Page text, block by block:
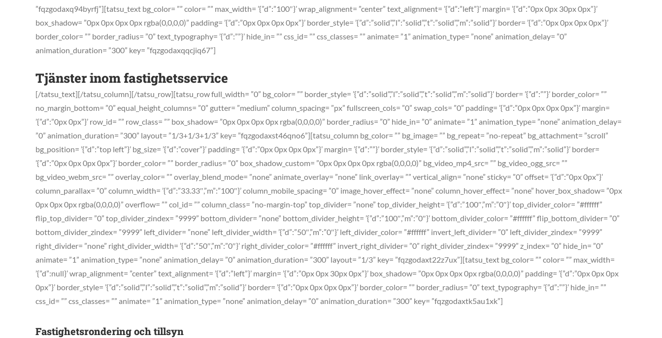
”fqzgodaxq94byrfj”][tatsu_text bg_color= ”” color= ”” max_width= ’{”d”:”100″}’ wrap_alignment= ”center” text_alignment= ’{”d”:”left”}’ margin= ’{”d”:”0px 0px 30px 0px”}’
box_shadow= ”0px 0px 0px 0px rgba(0,0,0,0)” padding= ’{”d”:”0px 0px 0px 0px”}’ border_style= ’{”d”:”solid”,”l”:”solid”,”t”:”solid”,”m”:”solid”}’ border= ’{”d”:”0px 0px 0px 0px”}’
border_color= ”” border_radius= ”0” text_typography= ’{”d”:””}’ hide_in= ”” css_id= ”” css_classes= ”” animate= ”1” animation_type= ”none” animation_delay= ”0”
animation_duration= ”300” key= ”fqzgodaxqqcjiq67”]
Tjänster inom fastighetsservice
[/tatsu_text][/tatsu_column][/tatsu_row][tatsu_row full_width= ”0” bg_color= ”” border_style= ’{”d”:”solid”,”l”:”solid”,”t”:”solid”,”m”:”solid”}’ border= ’{”d”:””}’ border_color= ””
no_margin_bottom= ”0” equal_height_columns= ”0” gutter= ”medium” column_spacing= ”px” fullscreen_cols= ”0” swap_cols= ”0” padding= ’{”d”:”0px 0px 0px 0px”}’ margin=
’{”d”:”0px 0px”}’ row_id= ”” row_class= ”” box_shadow= ”0px 0px 0px 0px rgba(0,0,0,0)” border_radius= ”0” hide_in= ”0” animate= ”1” animation_type= ”none” animation_delay=
”0” animation_duration= ”300” layout= ”1/3+1/3+1/3” key= ”fqzgodaxst46qno6”][tatsu_column bg_color= ”” bg_image= ”” bg_repeat= ”no-repeat” bg_attachment= ”scroll”
bg_position= ’{”d”:”top left”}’ bg_size= ’{”d”:”cover”}’ padding= ’{”d”:”0px 0px 0px 0px”}’ margin= ’{”d”:””}’ border_style= ’{”d”:”solid”,”l”:”solid”,”t”:”solid”,”m”:”solid”}’ border=
’{”d”:”0px 0px 0px 0px”}’ border_color= ”” border_radius= ”0” box_shadow_custom= ”0px 0px 0px 0px rgba(0,0,0,0)” bg_video_mp4_src= ”” bg_video_ogg_src= ””
bg_video_webm_src= ”” overlay_color= ”” overlay_blend_mode= ”none” animate_overlay= ”none” link_overlay= ”” vertical_align= ”none” sticky= ”0” offset= ’{”d”:”0px 0px”}’
column_parallax= ”0” column_width= ’{”d”:”33.33″,”m”:”100″}’ column_mobile_spacing= ”0” image_hover_effect= ”none” column_hover_effect= ”none” hover_box_shadow= ”0px
0px 0px 0px rgba(0,0,0,0)” overflow= ”” col_id= ”” column_class= ”no-margin-top” top_divider= ”none” top_divider_height= ’{”d”:”100″,”m”:”0″}’ top_divider_color= ”#ffffff”
flip_top_divider= ”0” top_divider_zindex= ”9999” bottom_divider= ”none” bottom_divider_height= ’{”d”:”100″,”m”:”0″}’ bottom_divider_color= ”#ffffff” flip_bottom_divider= ”0”
bottom_divider_zindex= ”9999” left_divider= ”none” left_divider_width= ’{”d”:”50″,”m”:”0″}’ left_divider_color= ”#ffffff” invert_left_divider= ”0” left_divider_zindex= ”9999”
right_divider= ”none” right_divider_width= ’{”d”:”50″,”m”:”0″}’ right_divider_color= ”#ffffff” invert_right_divider= ”0” right_divider_zindex= ”9999” z_index= ”0” hide_in= ”0”
animate= ”1” animation_type= ”none” animation_delay= ”0” animation_duration= ”300” layout= ”1/3” key= ”fqzgodaxt22z7ux”][tatsu_text bg_color= ”” color= ”” max_width=
’{”d”:null}’ wrap_alignment= ”center” text_alignment= ’{”d”:”left”}’ margin= ’{”d”:”0px 0px 30px 0px”}’ box_shadow= ”0px 0px 0px 0px rgba(0,0,0,0)” padding= ’{”d”:”0px 0px 0px
0px”}’ border_style= ’{”d”:”solid”,”l”:”solid”,”t”:”solid”,”m”:”solid”}’ border= ’{”d”:”0px 0px 0px 0px”}’ border_color= ”” border_radius= ”0” text_typography= ’{”d”:””}’ hide_in= ””
css_id= ”” css_classes= ”” animate= ”1” animation_type= ”none” animation_delay= ”0” animation_duration= ”300” key= ”fqzgodaxtk5au1xk”]
Fastighetsrondering och tillsyn